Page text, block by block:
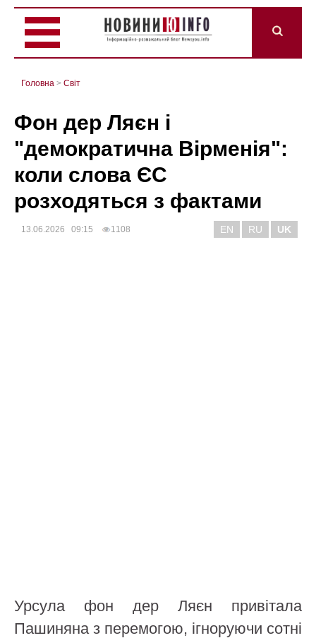
Головна > Світ
Фон дер Ляєн і
"демократична Вірменія":
коли слова ЄС
розходяться з фактами
13.06.2026 09:15 1108 EN RU UK
Урсула фон дер Ляєн привітала
Пашиняна з перемогою, ігноруючи сотні